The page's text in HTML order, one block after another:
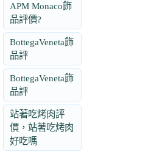
APM Monaco飾
品評價?
BottegaVeneta飾
品評
BottegaVeneta飾
品評
站著吃烤肉評
價，站著吃烤肉
好吃嗎